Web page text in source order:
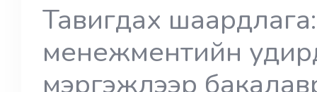
Тавигдах
менежментийн